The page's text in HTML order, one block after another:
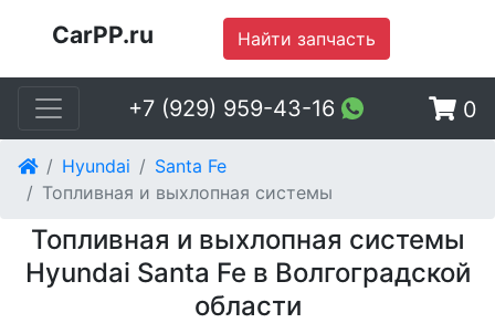
CarPP.ru Найти запчасть
+7 (929) 959-43-16 0
Hyundai
Santa Fe
Топливная и выхлопная системы
Топливная и выхлопная системы
Hyundai Santa Fe в Волгоградской
области